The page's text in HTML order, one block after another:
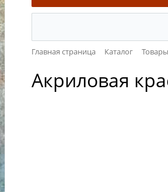
Главная страница Каталог Товары
Акриловая